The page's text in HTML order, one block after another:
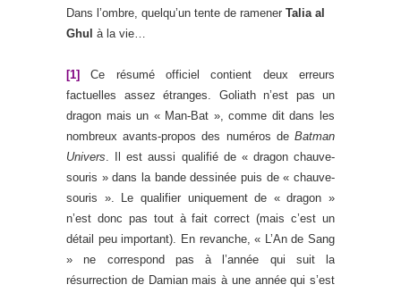
Dans l’ombre, quelqu’un tente de ramener Talia al
Ghul à la vie…
[1]
Ce résumé officiel contient deux erreurs
factuelles assez étranges. Goliath n’est pas un
dragon mais un « Man-Bat », comme dit dans les
nombreux avants-propos des numéros de Batman
Univers. Il est aussi qualifié de « dragon chauve-
souris » dans la bande dessinée puis de « chauve-
souris ». Le qualifier uniquement de « dragon »
n’est donc pas tout à fait correct (mais c’est un
détail peu important). En revanche, « L’An de Sang
» ne correspond pas à l’année qui suit la
résurrection de Damian mais à une année qui s’est